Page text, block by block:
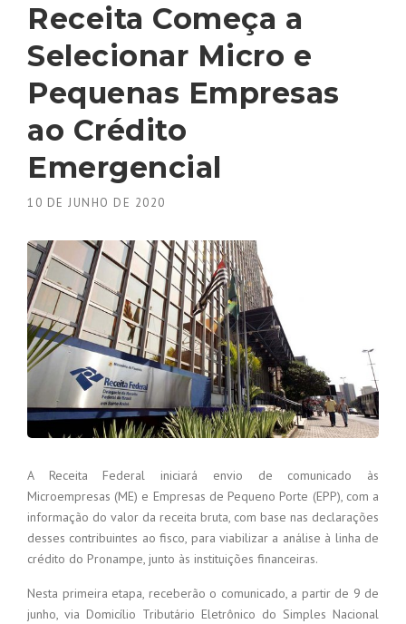
Receita Começa a
Selecionar Micro e
Pequenas Empresas
ao Crédito
Emergencial
10 DE JUNHO DE 2020
A Receita Federal iniciará envio de comunicado às
Microempresas (ME) e Empresas de Pequeno Porte (EPP), com a
informação do valor da receita bruta, com base nas declarações
desses contribuintes ao fisco, para viabilizar a análise à linha de
crédito do Pronampe, junto às instituições financeiras.
Nesta primeira etapa, receberão o comunicado, a partir de 9 de
junho, via Domicílio Tributário Eletrônico do Simples Nacional